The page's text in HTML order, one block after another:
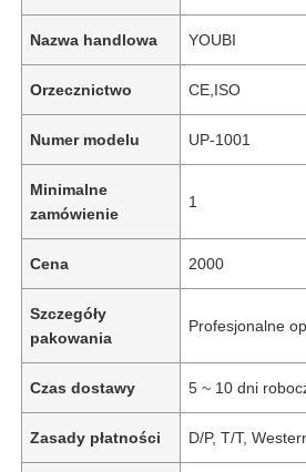
Nazwa handlowa YOUBI
Orzecznictwo CE,ISO
Numer modelu UP-1001
Minimalne
zamówienie
1
Cena 2000
Szczegóły
pakowania
Profesjonalne
Czas dostawy 5 ~ 10 dni
Zasady płatności D/P, T/T,